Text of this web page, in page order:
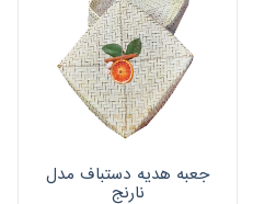
جعبه هدیه دستباف مدل
نارنج